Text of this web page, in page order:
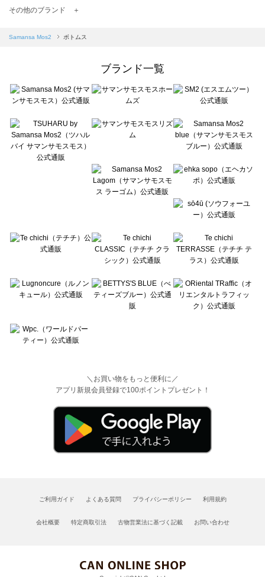
TSUHARU by Samansa Mos2（ツハルバイサマンサモスモス）のボトムス一覧
Samansa Mos2 blue（サマンサモスモス ブルー）のボトムス一覧
sō4ū（ソウフォーユー）のボトムス一覧
Te chichi（テチチ）のボトムス一覧
Te chichi CLASSIC（テチチ クラシック）のボトムス一覧
Lugnoncure（ルノンキュール）のボトムス一覧
BETTY'S BLUE（べティーズブルー）のボトムス一覧
Wpc.（ワールドパーティー）のボトムス一覧
その他のブランド ＋
Samansa Mos2 ボトムス
ブランド一覧
＼お買い物をもっと便利に／
アプリ新規会員登録で100ポイントプレゼント！
ご利用ガイド よくある質問 プライバシーポリシー 利用規約
会社概要 特定商取引法 古物営業法に基づく記載 お問い合わせ